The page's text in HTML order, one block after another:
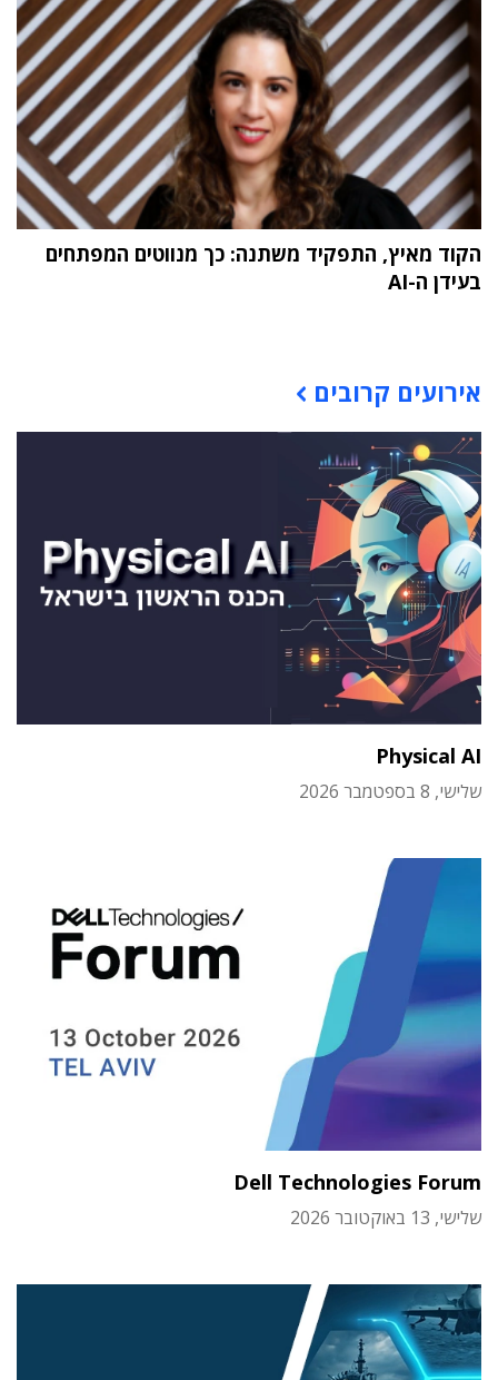
הקוד מאיץ, התפקיד משתנה: כך מנווטים המפתחים
בעידן ה-AI
אירועים קרובים
Physical AI
שלישי, 8 בספטמבר 2026
Dell Technologies Forum
שלישי, 13 באוקטובר 2026